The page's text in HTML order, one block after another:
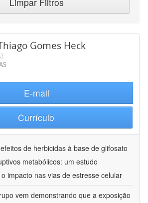
Gomes Heck
E-mail
Currículo
efeitos de herbicidas à base de glifosato
metabólicos: um estudo
impacto nas vias de estresse celular
vem demonstrando que a exposição